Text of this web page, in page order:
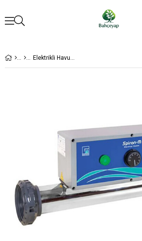
Elektrikli Havuz Isıtıcı Spiron M